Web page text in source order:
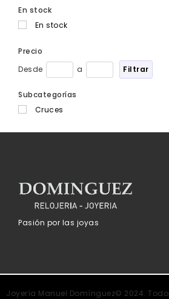
En stock
En stock
Precio
Desde
a Filtrar
Subcategorías
Cruces
Pasión por las joyas
Joyería Manuel Domínguez© 2024.